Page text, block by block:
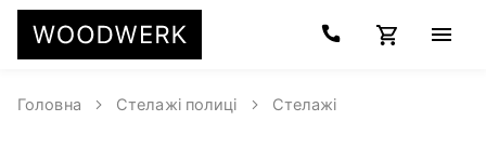
Головна Стелажі полиці Стелажі